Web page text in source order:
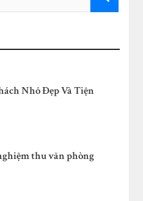
Nhỏ Đẹp Và Tiện
thu văn phòng